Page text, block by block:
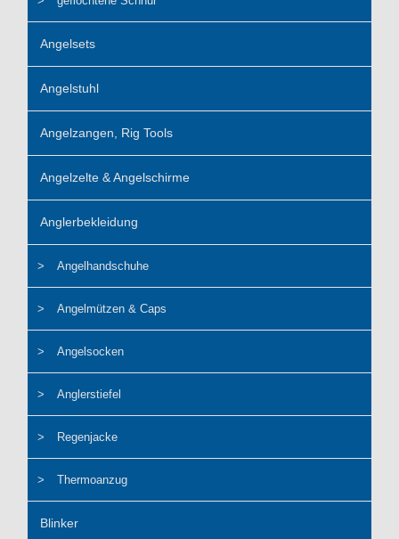
Angelsets
Angelstuhl
Angelzangen, Rig Tools
Angelzelte & Angelschirme
Anglerbekleidung
Angelhandschuhe
Angelmützen & Caps
Angelsocken
Anglerstiefel
Regenjacke
Thermoanzug
Blinker